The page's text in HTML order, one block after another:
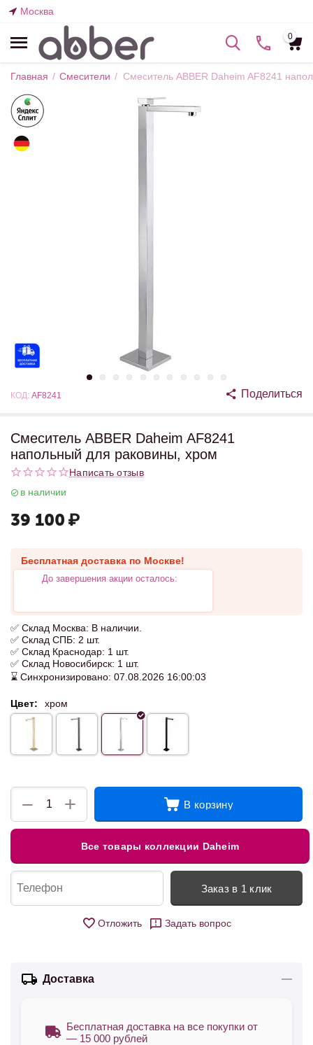
Москва
0
Главная / Смесители / Смеситель ABBER Daheim AF8241
КОД: AF8241 Поделиться
Смеситель ABBER Daheim AF8241
напольный для раковины, хром
Написать отзыв
в наличии
39 100 ₽
Бесплатная доставка по Москве!
До завершения акции осталось:
✅ Склад Москва: В наличии.
✅ Склад СПБ: 2 шт.
✅ Склад Краснодар: 1 шт.
✅ Склад Новосибирск: 1 шт.
⌛ Синхронизировано: 07.08.2026 16:00:03
Цвет: хром
+
− В корзину
Все товары коллекции Daheim
Заказ в 1 клик
Отложить Задать вопрос
Доставка
Бесплатная доставка на все покупки от
— 15 000 рублей